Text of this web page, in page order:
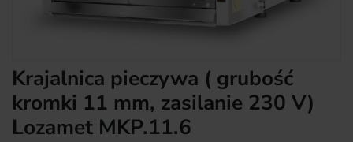
Krajalnica pieczywa ( grubość
kromki 11 mm, zasilanie 230 V)
Lozamet MKP.11.6